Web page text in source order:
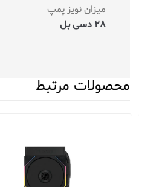
میزان نویز پمپ
28 دسی بل
محصولات مرتبط